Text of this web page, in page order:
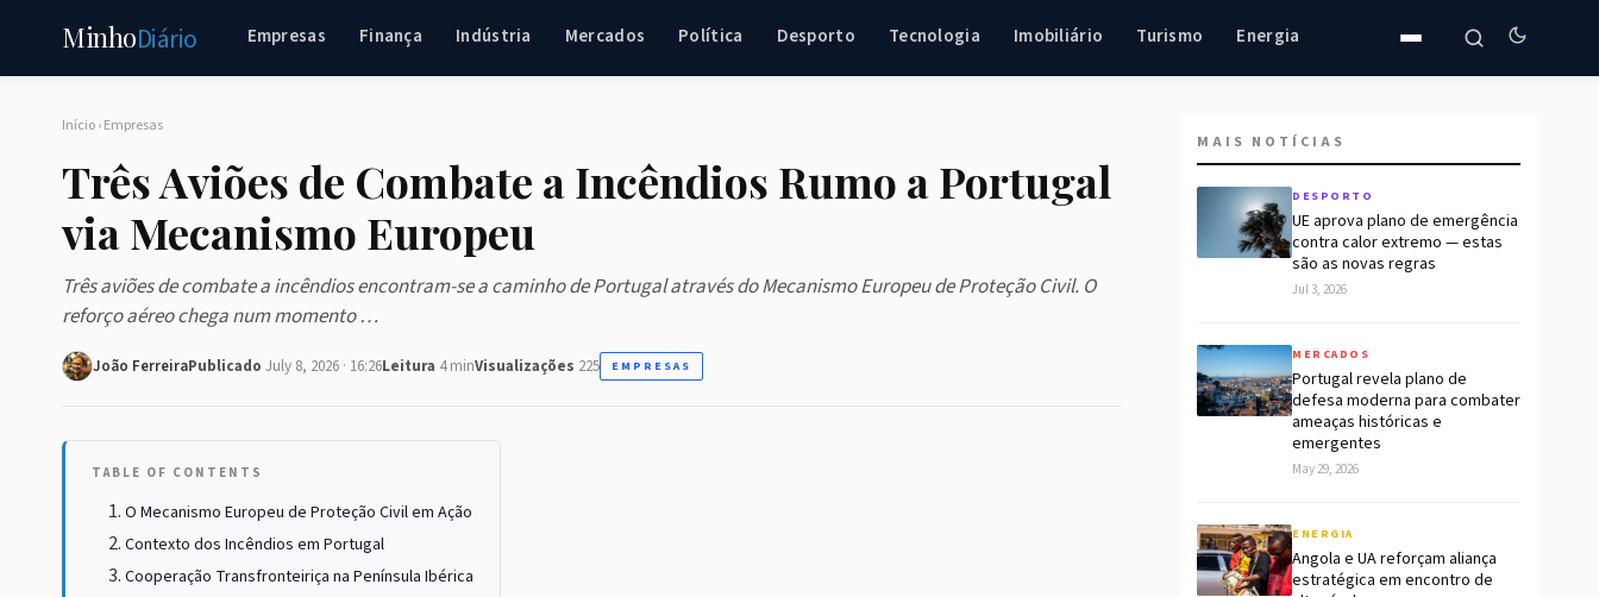
MinhoDiário Empresas Finança Indústria Mercados Política Desporto Tecnologia Imobiliário Turismo Energia
Início›Empresas
Três Aviões de Combate a Incêndios Rumo a Portugal
via Mecanismo Europeu
Três aviões de combate a incêndios encontram-se a caminho de Portugal através do Mecanismo Europeu de Proteção Civil. O
reforço aéreo chega num momento …
João FerreiraPublicado July 8, 2026 · 16:26Leitura 4 minVisualizações 225 EMPRESAS
TABLE OF CONTENTS
O Mecanismo Europeu de Proteção Civil em Ação
Contexto dos Incêndios em Portugal
Cooperação Transfronteiriça na Península Ibérica
MAIS NOTÍCIAS
DESPORTO
UE aprova plano de emergência
contra calor extremo — estas
são as novas regras
Jul 3, 2026
MERCADOS
Portugal revela plano de
defesa moderna para combater
ameaças históricas e
emergentes
May 29, 2026
ENERGIA
Angola e UA reforçam aliança
estratégica em encontro de